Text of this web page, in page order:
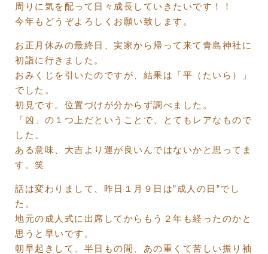
周りに気を配って日々成長していきたいです！！
今年もどうぞよろしくお願い致します。
お正月休みの最終日、実家から帰って来て青島神社に
初詣に行きました。
おみくじを引いたのですが、結果は「平（たいら）」
でした。
初見です。位置づけが分からず調べました。
「凶」の１つ上だということで、とてもレアなもので
した。
ある意味、大吉より運が良いんではないかと思ってま
す。笑
話は変わりまして、昨日１月９日は”成人の日”でし
た。
地元の成人式に出席してからもう２年も経ったのかと
思うと早いです。
朝早起きして、半日もの間、あの重くて苦しい振り袖